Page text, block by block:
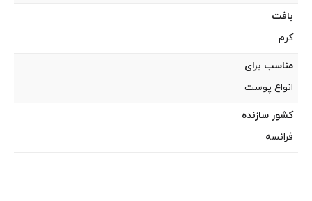
بافت
کرم
مناسب برای
انواع پوست
کشور سازنده
فرانسه